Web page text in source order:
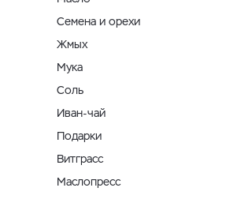
Семена и орехи
Жмых
Мука
Соль
Иван-чай
Подарки
Витграсс
Маслопресс